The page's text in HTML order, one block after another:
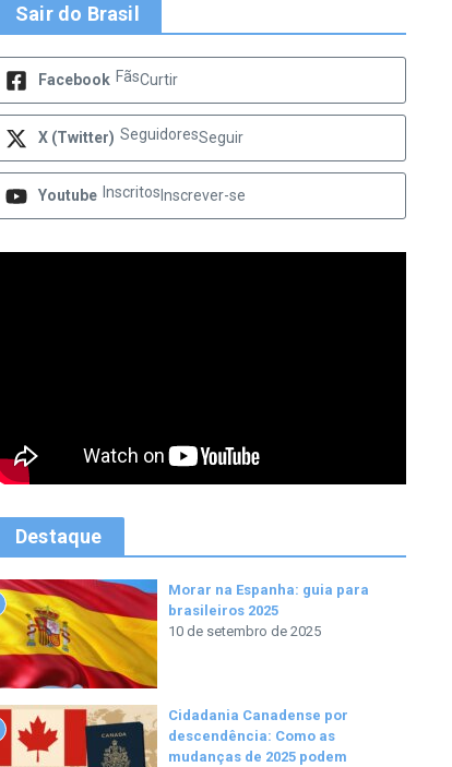
Sair do Brasil
Facebook FãsCurtir
X (Twitter) SeguidoresSeguir
Youtube Inscritos Inscrever-se
Destaque
Morar na Espanha: guia para
brasileiros 2025
10 de setembro de 2025
Cidadania Canadense por
descendência: Como as
mudanças de 2025 podem